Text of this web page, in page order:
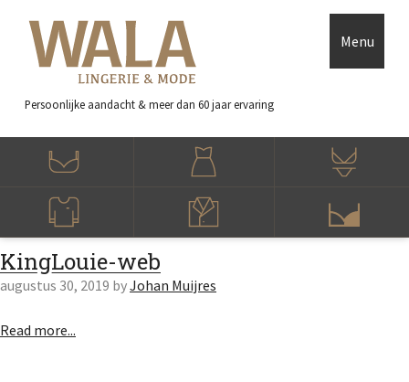
Persoonlijke aandacht & meer dan 60 jaar ervaring
Menu
KingLouie-web
augustus 30, 2019 byJohan Muijres
Read more...